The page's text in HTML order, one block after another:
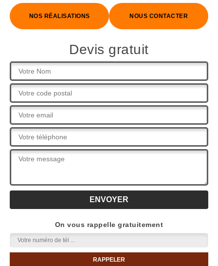
NOS RÉALISATIONS NOUS CONTACTER
Devis gratuit
On vous rappelle gratuitement